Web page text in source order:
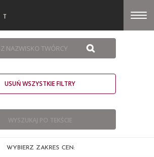
USUŃ WSZYSTKIE FILTRY
WYBIERZ ZAKRES CEN: